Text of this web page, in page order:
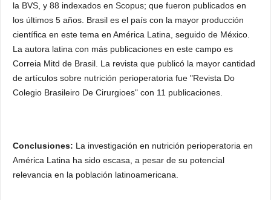
la BVS, y 88 indexados en Scopus; que fueron publicados en
los últimos 5 años. Brasil es el país con la mayor producción
científica en este tema en América Latina, seguido de México.
La autora latina con más publicaciones en este campo es
Correia Mitd de Brasil. La revista que publicó la mayor cantidad
de artículos sobre nutrición perioperatoria fue "Revista Do
Colegio Brasileiro De Cirurgioes" con 11 publicaciones.
Conclusiones: La investigación en nutrición perioperatoria en
América Latina ha sido escasa, a pesar de su potencial
relevancia en la población latinoamericana.